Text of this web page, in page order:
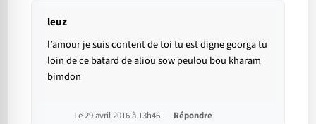
leuz
l’amour je suis content de toi tu est digne goorga tu
loin de ce batard de aliou sow peulou bou kharam
bimdon
Le 29 avril 2016 à 13h46 Répondre